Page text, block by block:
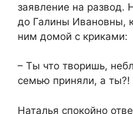
заявление на развод.
до Галины Ивановны,
ним домой с криками:​
​– Ты что творишь,
семью приняли, а ты?!​
​Наталья спокойно